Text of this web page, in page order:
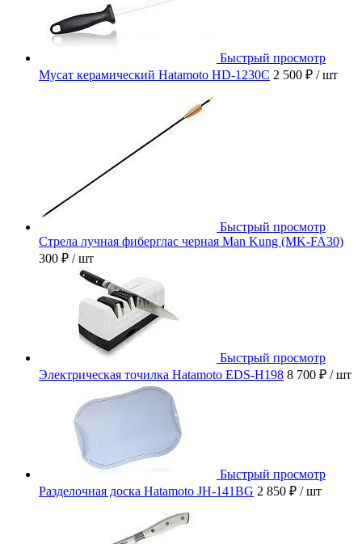
Быстрый просмотр
Мусат керамический Hatamoto HD-1230C 2 500 ₽ / шт
Быстрый просмотр
Стрела лучная фиберглас черная Man Kung (MK-FA30)
300 ₽ / шт
Быстрый просмотр
Электрическая точилка Hatamoto EDS-H198 8 700 ₽ / шт
Быстрый просмотр
Разделочная доска Hatamoto JH-141BG 2 850 ₽ / шт